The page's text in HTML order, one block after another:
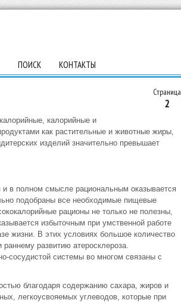
ПОИСК КОНТАКТЫ
Страница
2
калорийные и
как растительные и животные жиры,
изделий значительно превышает
в полном смысле рациональным оказывается
подобраны все необходимые пищевые
рационы не только не полезны,
избыточным при умственной работе
жизни. В этих условиях большое количество
развитию атеросклероза.
сосудистой системы во многом связаны с
благодаря содержанию сахара, жиров и
легкоусвояемых углеводов, которые при